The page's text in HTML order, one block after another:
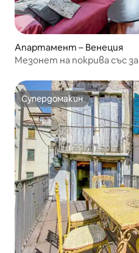
Апартамент – Венеция
Мезонет на покрива със
Супердомакин
Супердомакин